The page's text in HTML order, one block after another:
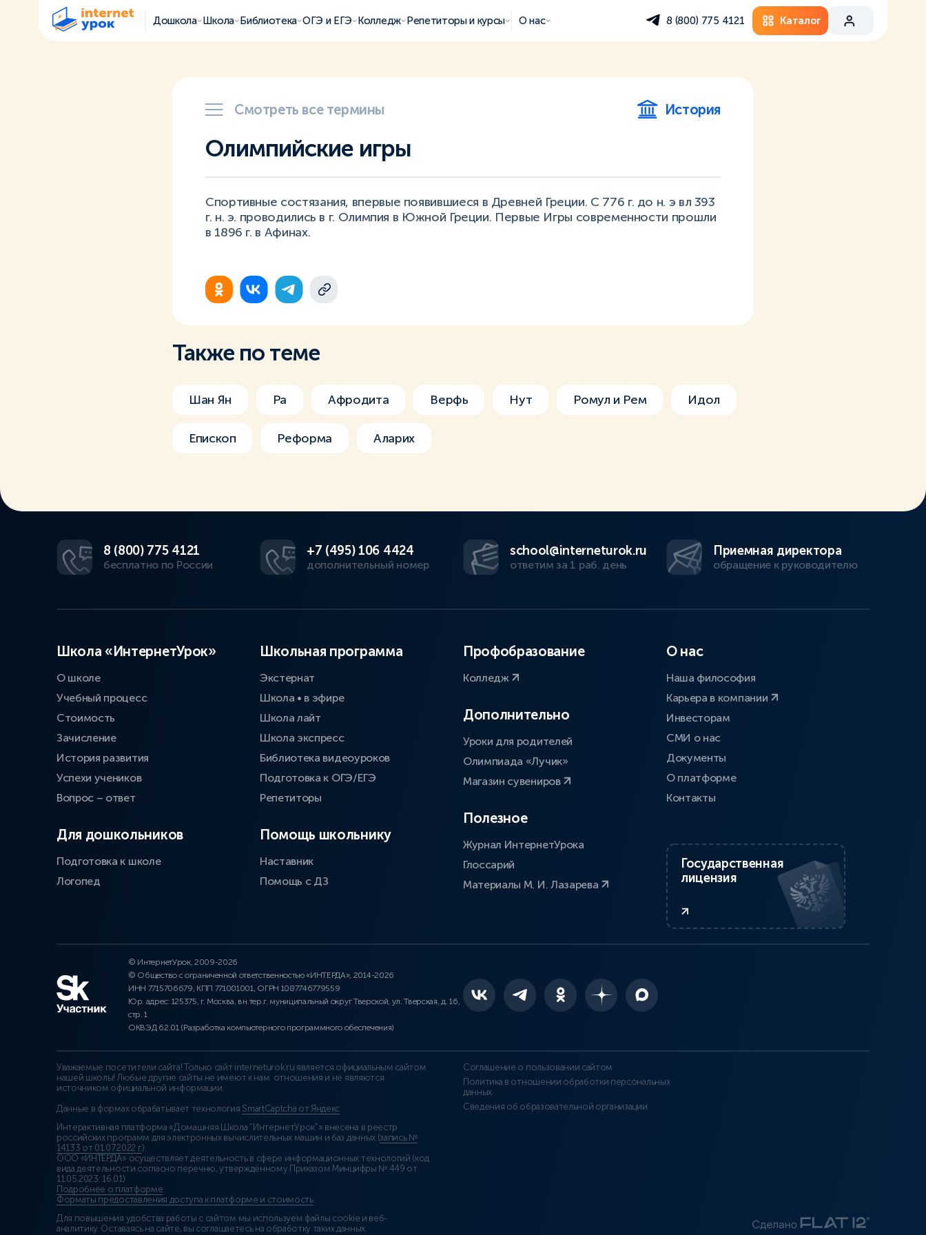
Дошкола Школа Библиотека ОГЭ и ЕГЭ Колледж Репетиторы и курсы О нас 8 (800) 775 4121 Каталог
Смотреть все термины История
Олимпийские игры
Спортивные состязания, впервые появившиеся в Древней Греции. С 776 г. до н. э вл 393
г. н. э. проводились в г. Олимпия в Южной Греции. Первые Игры современности прошли
в 1896 г. в Афинах.
Также по теме
Шан Ян Ра Афродита Верфь Нут Ромул и Рем Идол
Епископ Реформа Аларих
8 (800) 775 4121
бесплатно по России
+7 (495) 106 4424
дополнительный номер
school@interneturok.ru
ответим за 1 раб. день
Приемная директора
обращение к руководителю
Школа «ИнтернетУрок»
О школе
Учебный процесс
Стоимость
Зачисление
История развития
Успехи учеников
Вопрос – ответ
Для дошкольников
Подготовка к школе
Логопед
Школьная программа
Экстернат
Школа • в эфире
Школа лайт
Школа экспресс
Библиотека видеоуроков
Подготовка к ОГЭ/ЕГЭ
Репетиторы
Помощь школьнику
Наставник
Помощь с ДЗ
Профобразование
Колледж
Дополнительно
Уроки для родителей
Олимпиада «Лучик»
Магазин сувениров
Полезное
Журнал ИнтернетУрока
Глоссарий
Материалы М. И. Лазарева
О нас
Наша философия
Карьера в компании
Инвесторам
СМИ о нас
Документы
О платформе
Контакты
Государственная
лицензия
© ИнтернетУрок, 2009-2026
© Общество с ограниченной ответственностью «ИНТЕРДА», 2014-2026
ИНН 7715706679, КПП 771001001, ОГРН 1087746779559
Юр. адрес: 125375, г. Москва, вн.тер.г. муниципальный округ Тверской, ул. Тверская, д. 16,
стр. 1
ОКВЭД 62.01 (Разработка компьютерного программного обеспечения)
Уважаемые посетители сайта! Только сайт interneturok.ru является официальным сайтом
нашей школы! Любые другие сайты не имеют к нам отношения и не являются
источником официальной информации.
Данные в формах обрабатывает технология SmartCaptcha от Яндекс
Интерактивная платформа «Домашняя Школа “ИнтернетУрок”» внесена в реестр
российских программ для электронных вычислительных машин и баз данных (запись №
14133 от 01.07.2022 г.).
ООО «ИНТЕРДА» осуществляет деятельность в сфере информационных технологий (код
вида деятельности согласно перечню, утверждённому Приказом Минцифры № 449 от
11.05.2023: 16.01)
Подробнее о платформе.
Форматы предоставления доступа к платформе и стоимость.
Для повышения удобства работы с сайтом мы используем файлы cookie и веб-
аналитику. Оставаясь на сайте, вы соглашаетесь на обработку таких данных.
Соглашение о пользовании сайтом
Политика в отношении обработки персональных
данных
Сведения об образовательной организации